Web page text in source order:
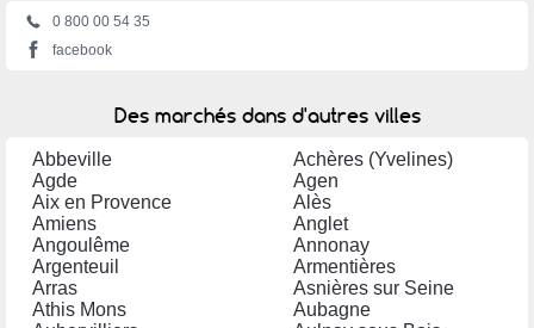
0 800 00 54 35
facebook
Des marchés dans d'autres villes
Abbeville
Achères (Yvelines)
Agde
Agen
Aix en Provence
Alès
Amiens
Anglet
Angoulême
Annonay
Argenteuil
Armentières
Arras
Asnières sur Seine
Athis Mons
Aubagne